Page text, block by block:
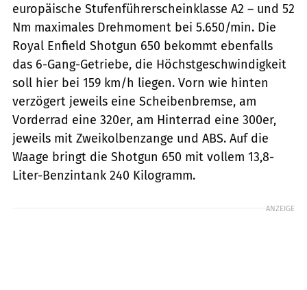
europäische Stufenführerscheinklasse A2 – und 52
Nm maximales Drehmoment bei 5.650/min. Die
Royal Enfield Shotgun 650 bekommt ebenfalls
das 6-Gang-Getriebe, die Höchstgeschwindigkeit
soll hier bei 159 km/h liegen. Vorn wie hinten
verzögert jeweils eine Scheibenbremse, am
Vorderrad eine 320er, am Hinterrad eine 300er,
jeweils mit Zweikolbenzange und ABS. Auf die
Waage bringt die Shotgun 650 mit vollem 13,8-
Liter-Benzintank 240 Kilogramm.
ANZEIGE